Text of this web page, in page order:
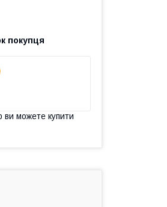
покупця
ви можете купити